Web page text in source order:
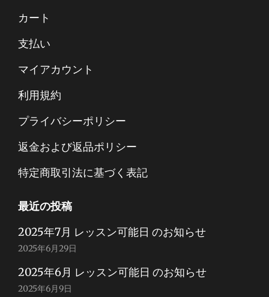
カート
支払い
マイアカウント
利用規約
プライバシーポリシー
返金および返品ポリシー
特定商取引法に基づく表記
最近の投稿
2025年7月 レッスン可能日 のお知らせ
2025年6月29日
2025年6月 レッスン可能日 のお知らせ
2025年6月9日